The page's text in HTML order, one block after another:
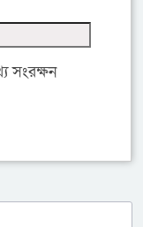
সংরক্ষন